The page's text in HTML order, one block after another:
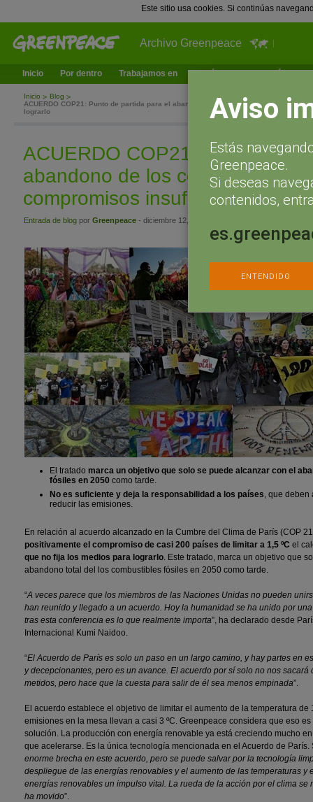
Este sitio usa cookies. Si continúas
Archivo Greenpeace
Inicio Por dentro Trabajamos en ¿Qué puedes hacer tú?
Inicio
Blog
ACUERDO COP21: Punto de partida para el abandono de los combustibles fósiles
lograrlo
ACUERDO COP21: Punto de
abandono de los combustibles
compromisos insuficientes para
Entrada de blog por Greenpeace - diciembre 12, 2015 a las 21:47
El tratado marca un objetivo que solo se puede alcanzar con el
fósiles en 2050 como tarde.
No es suficiente y deja la responsabilidad a los países, que deben
reducir las emisiones.
En relación al acuerdo alcanzado en la Cumbre del Clima de París (COP
positivamente el compromiso de casi 200 países de limitar a 1,5 ºC el
que no fija los medios para lograrlo. Este tratado, marca un objetivo que
abandono total del los combustibles fósiles en 2050 como tarde.
“A veces parece que los miembros de las Naciones Unidas no pueden
han reunido y llegado a un acuerdo. Hoy la humanidad se ha unido por
tras esta conferencia es lo que realmente importa”, ha declarado desde
Internacional Kumi Naidoo.
“El Acuerdo de París es solo un paso en un largo camino, y hay partes en
y decepcionantes, pero es un avance. El acuerdo por sí solo no nos
metidos, pero hace que la cuesta para salir de él sea menos empinada”.
El acuerdo establece el objetivo de limitar el aumento de la temperatura
emisiones en la mesa llevan a casi 3 ºC. Greenpeace considera que eso
solución. La producción con energía renovable ya está creciendo mucho
que acelerarse. Es la única tecnología mencionada en el Acuerdo de París.
enorme brecha en este acuerdo, pero se puede salvar por la tecnología
despliegue de las energías renovables y el aumento de las temperaturas y
energías renovables un impulso vital. La rueda de la acción por el clima se
ha movido”.
Aviso
Estás
Greenpeace.
Si deseas
contenidos,
ENTENDIDO